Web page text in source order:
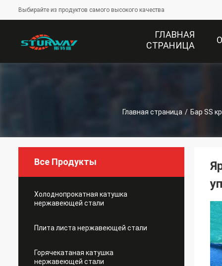
Выбирайте из продуктов самого высокого качества
ГЛАВНАЯ
СТРАНИЦА
Главная страница / Бар SS
Все Продукты
Холоднопрокатная катушка
нержавеющей стали
Плита листа нержавеющей стали
Горячекатаная катушка
нержавеющей стали